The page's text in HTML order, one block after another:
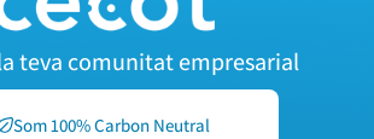
teva comunitat empresarial
Som 100% Carbon Neutral